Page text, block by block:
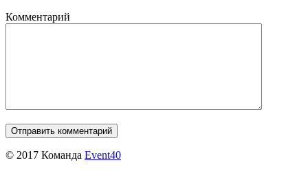
Комментарий
© 2017 Команда Event40